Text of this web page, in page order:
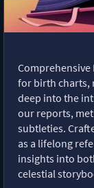
Comprehensive
for birth charts,
deep into the
our reports,
subtleties.
as a lifelong
insights into
celestial